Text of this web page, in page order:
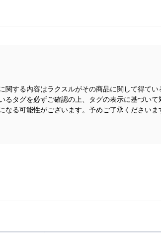
関する内容はラクスルがその商品に関して得てい
るタグを必ずご確認の上、タグの表示に基づいて
なる可能性がございます。予めご了承くださいま